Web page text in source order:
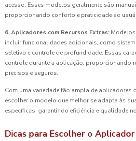
acesso. Esses modelos geralmente são
proporcionando conforto e praticidade ao
6. Aplicadores com Recursos Extras:
incluir funcionalidades adicionais, como
seletivo e controle de profundidade. Essas
controle durante a aplicação, proporcionando
precisos e seguros.
Com uma variedade tão ampla de aplicadores
escolher o modelo que melhor se adapta às
específicas, garantindo eficiência e qualidade
Dicas para Escolher o